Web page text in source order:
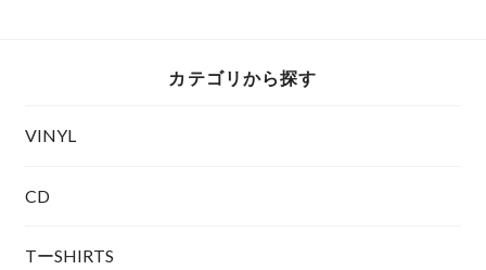
カテゴリから探す
VINYL
CD
TーSHIRTS